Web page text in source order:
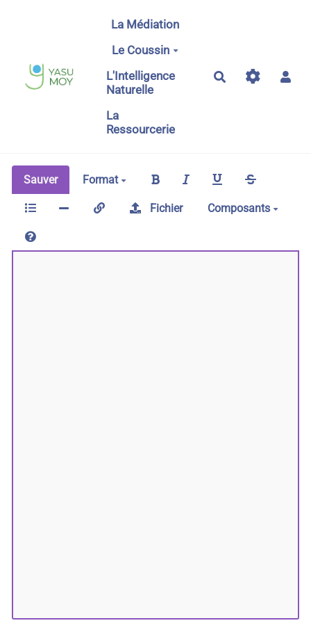
Aller au contenu principal
La Médiation
Le Coussin
L'Intelligence
Naturelle
La
Ressourcerie
Rechercher
Sauver Format
Fichier Composants